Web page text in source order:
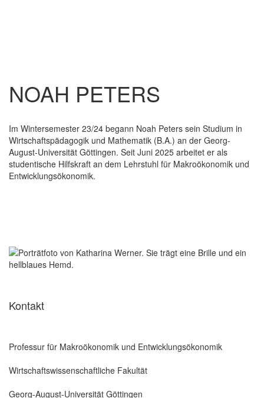
NOAH PETERS
Im Wintersemester 23/24 begann Noah Peters sein Studium in
Wirtschaftspädagogik und Mathematik (B.A.) an der Georg-
August-Universität Göttingen. Seit Juni 2025 arbeitet er als
studentische Hilfskraft an dem Lehrstuhl für Makroökonomik und
Entwicklungsökonomik.
Kontakt
Professur für Makroökonomik und Entwicklungsökonomik
Wirtschaftswissenschaftliche Fakultät
Georg-August-Universität Göttingen